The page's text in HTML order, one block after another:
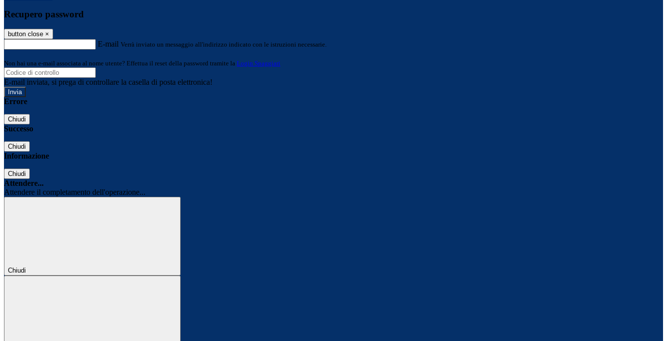
Recupero password
button close ×
E-mail Verrà inviato un messaggio all'indirizzo indicato con le istruzioni necessarie.
Non hai una e-mail associata al nome utente? Effettua il reset della password tramite la Login Spaggiari
E-mail inviata, si prega di controllare la casella di posta elettronica!
Errore
Chiudi
Successo
Chiudi
Informazione
Chiudi
Attendere...
Attendere il completamento dell'operazione...
Chiudi